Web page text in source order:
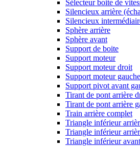
Sélecteur boite de
Silencieux arrière
Silencieux
Sphère arrière
Sphère avant
Support de boite
Support moteur
Support moteur droit
Support moteur gauche
Support pivot avant
Tirant de pont arrière
Tirant de pont arrière
Train arrière complet
Triangle inférieur
Triangle inférieur
Triangle inférieur